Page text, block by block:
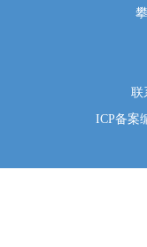
联
ICP备案